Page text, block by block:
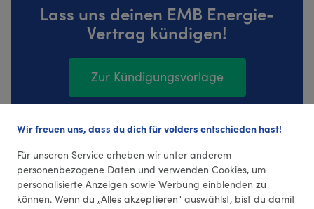
Lass uns deinen EMB Energie-
Vertrag kündigen!
Zur Kündigungsvorlage
39 Bewertungen (4,41 Durchschnitt)
Wir freuen uns, dass du dich für volders entschieden hast!
Für unseren Service erheben wir unter anderem
personenbezogene Daten und verwenden Cookies, um
personalisierte Anzeigen sowie Werbung einblenden zu
können. Wenn du „Alles akzeptieren" auswählst, bist du damit